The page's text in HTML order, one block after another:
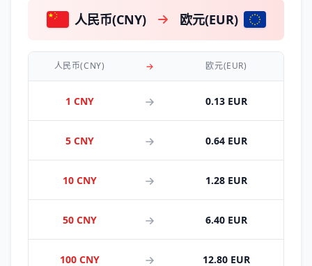
人民币(CNY) 欧元(EUR)
人民币(CNY) 欧元(EUR)
1 CNY 0.13 EUR
5 CNY 0.64 EUR
10 CNY 1.28 EUR
50 CNY 6.40 EUR
100 CNY 12.80 EUR